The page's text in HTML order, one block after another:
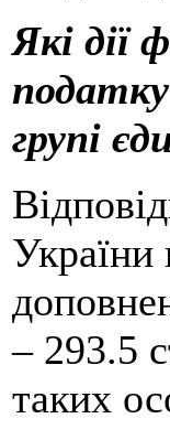
Які дії
податку
групі
України
– 293.5
таких